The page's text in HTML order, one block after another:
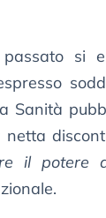
si
Sanità
netta
il potere